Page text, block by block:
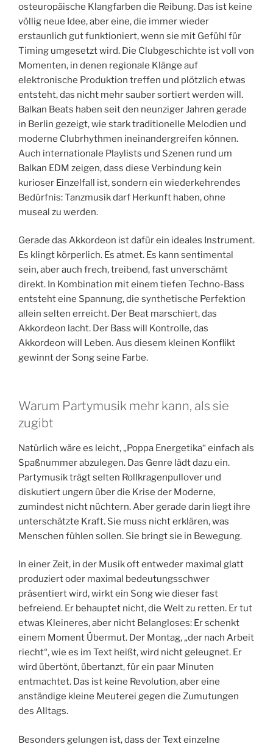
osteuropäische Klangfarben die Reibung. Das ist keine
völlig neue Idee, aber eine, die immer wieder
erstaunlich gut funktioniert, wenn sie mit Gefühl für
Timing umgesetzt wird. Die Clubgeschichte ist voll von
Momenten, in denen regionale Klänge auf
elektronische Produktion treffen und plötzlich etwas
entsteht, das nicht mehr sauber sortiert werden will.
Balkan Beats haben seit den neunziger Jahren gerade
in Berlin gezeigt, wie stark traditionelle Melodien und
moderne Clubrhythmen ineinandergreifen können.
Auch internationale Playlists und Szenen rund um
Balkan EDM zeigen, dass diese Verbindung kein
kurioser Einzelfall ist, sondern ein wiederkehrendes
Bedürfnis: Tanzmusik darf Herkunft haben, ohne
museal zu werden.
Gerade das Akkordeon ist dafür ein ideales Instrument.
Es klingt körperlich. Es atmet. Es kann sentimental
sein, aber auch frech, treibend, fast unverschämt
direkt. In Kombination mit einem tiefen Techno-Bass
entsteht eine Spannung, die synthetische Perfektion
allein selten erreicht. Der Beat marschiert, das
Akkordeon lacht. Der Bass will Kontrolle, das
Akkordeon will Leben. Aus diesem kleinen Konflikt
gewinnt der Song seine Farbe.
Warum Partymusik mehr kann, als sie
zugibt
Natürlich wäre es leicht, „Poppa Energetika“ einfach als
Spaßnummer abzulegen. Das Genre lädt dazu ein.
Partymusik trägt selten Rollkragenpullover und
diskutiert ungern über die Krise der Moderne,
zumindest nicht nüchtern. Aber gerade darin liegt ihre
unterschätzte Kraft. Sie muss nicht erklären, was
Menschen fühlen sollen. Sie bringt sie in Bewegung.
In einer Zeit, in der Musik oft entweder maximal glatt
produziert oder maximal bedeutungsschwer
präsentiert wird, wirkt ein Song wie dieser fast
befreiend. Er behauptet nicht, die Welt zu retten. Er tut
etwas Kleineres, aber nicht Belangloses: Er schenkt
einem Moment Übermut. Der Montag, „der nach Arbeit
riecht“, wie es im Text heißt, wird nicht geleugnet. Er
wird übertönt, übertanzt, für ein paar Minuten
entmachtet. Das ist keine Revolution, aber eine
anständige kleine Meuterei gegen die Zumutungen
des Alltags.
Besonders gelungen ist, dass der Text einzelne